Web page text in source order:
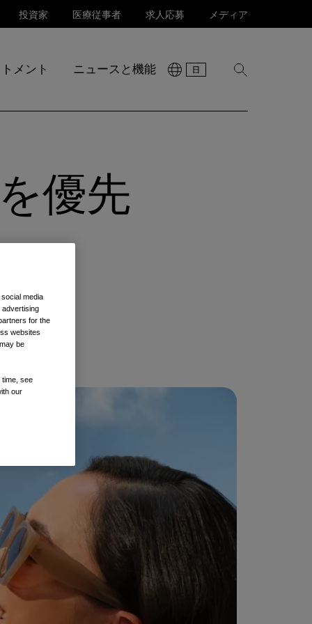
投資家 医療従事者 求人応募 メディア
メント ニュースと機能
検
表
優先
media
advertising
for the
websites
be
see
our